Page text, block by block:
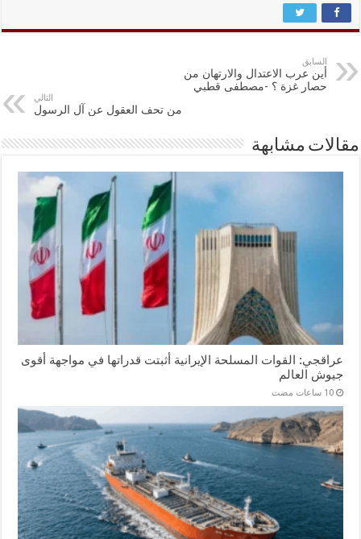
السابق
أين عرب الاعتدال والارتهان من
حصار غزة ؟ -مصطفى قطبي
التالي
من تحف العقول عن آل الرسول
مقالات مشابهة
عراقجي: القوات المسلحة الإيرانية أثبتت قدراتها في مواجهة أقوى
جيوش العالم
‏10 ساعات مضت